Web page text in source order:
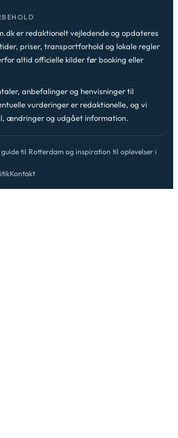
er redaktionelt vejledende og opdateres
priser, transportforhold og lokale regler
altid officielle kilder før booking eller
anbefalinger og henvisninger til
vurderinger er redaktionelle, og vi
ændringer og udgået information.
til Rotterdam og inspiration til oplevelser i
Kontakt